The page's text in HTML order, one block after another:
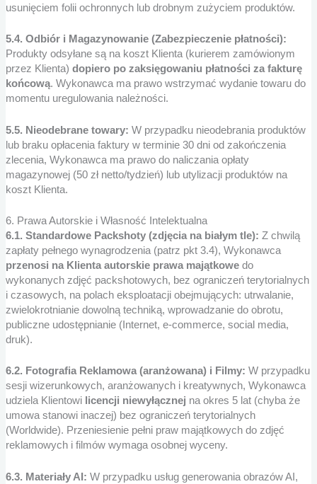
usunięciem folii ochronnych lub drobnym zużyciem produktów.
5.4. Odbiór i Magazynowanie (Zabezpieczenie płatności):
Produkty odsyłane są na koszt Klienta (kurierem zamówionym
przez Klienta) dopiero po zaksięgowaniu płatności za fakturę
końcową. Wykonawca ma prawo wstrzymać wydanie towaru do
momentu uregulowania należności.
5.5. Nieodebrane towary: W przypadku nieodebrania produktów
lub braku opłacenia faktury w terminie 30 dni od zakończenia
zlecenia, Wykonawca ma prawo do naliczania opłaty
magazynowej (50 zł netto/tydzień) lub utylizacji produktów na
koszt Klienta.
6. Prawa Autorskie i Własność Intelektualna
6.1. Standardowe Packshoty (zdjęcia na białym tle): Z chwilą
zapłaty pełnego wynagrodzenia (patrz pkt 3.4), Wykonawca
przenosi na Klienta autorskie prawa majątkowedo
wykonanych zdjęć packshotowych, bez ograniczeń terytorialnych
i czasowych, na polach eksploatacji obejmujących: utrwalanie,
zwielokrotnianie dowolną techniką, wprowadzanie do obrotu,
publiczne udostępnianie (Internet, e-commerce, social media,
druk).
6.2. Fotografia Reklamowa (aranżowana) i Filmy: W przypadku
sesji wizerunkowych, aranżowanych i kreatywnych, Wykonawca
udziela Klientowi licencji niewyłącznej na okres 5 lat (chyba że
umowa stanowi inaczej) bez ograniczeń terytorialnych
(Worldwide). Przeniesienie pełni praw majątkowych do zdjęć
reklamowych i filmów wymaga osobnej wyceny.
6.3. Materiały AI: W przypadku usług generowania obrazów AI,